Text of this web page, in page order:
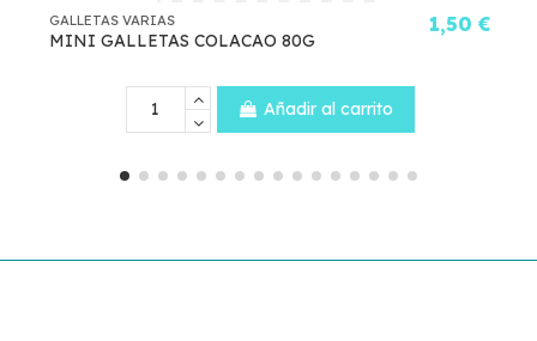
80G
Añadir al carrito
GALLETAS VARIAS
GALL. ALTEZA